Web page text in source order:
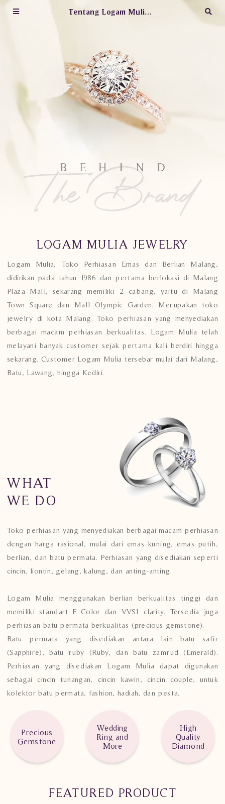
Tentang Logam Mulia Jewelry
LOGAM MULIA JEWELRY
Logam Mulia, Toko Perhiasan Emas dan Berlian Malang,
didirikan pada tahun 1986 dan pertama berlokasi di Malang
Plaza Mall, sekarang memiliki 2 cabang, yaitu di Malang
Town Square dan Mall Olympic Garden. Merupakan toko
jewelry di kota Malang. Toko perhiasan yang menyediakan
berbagai macam perhiasan berkualitas. Logam Mulia telah
melayani banyak customer sejak pertama kali berdiri hingga
sekarang. Customer Logam Mulia tersebar mulai dari Malang,
Batu, Lawang, hingga Kediri.
WHAT
WE DO
Toko perhiasan yang menyediakan berbagai macam perhiasan
dengan harga rasional, mulai dari emas kuning, emas putih,
berlian, dan batu permata. Perhiasan yang disediakan seperti
cincin, liontin, gelang, kalung, dan anting-anting.
Logam Mulia menggunakan berlian berkualitas tinggi dan
memiliki standart F Color dan VVS1 clarity. Tersedia juga
perhiasan batu permata berkualitas (precious gemstone).
Batu permata yang disediakan antara lain batu safir
(Sapphire), batu ruby (Ruby, dan batu zamrud (Emerald).
Perhiasan yang disediakan Logam Mulia dapat digunakan
sebagai cincin tunangan, cincin kawin, cincin couple, untuk
kolektor batu permata, fashion, hadiah, dan pesta.
Precious
Gemstone
Wedding
Ring and
More
High
Quality
Diamond
FEATURED PRODUCT